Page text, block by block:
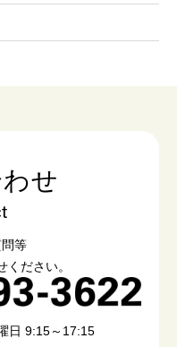
せ
等
ください。
日 9:15～17:15